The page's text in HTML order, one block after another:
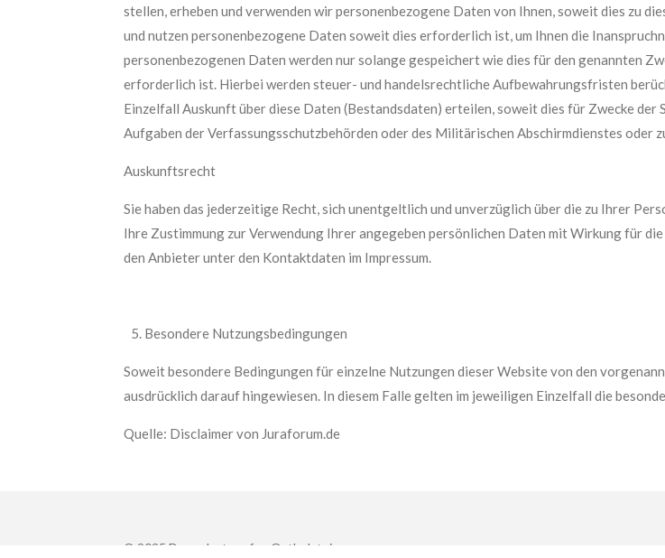
stellen, erheben und verwenden wir personenbezogene Daten von Ihnen, soweit dies zu
und nutzen personenbezogene Daten soweit dies erforderlich ist, um Ihnen die
personenbezogenen Daten werden nur solange gespeichert wie dies für den genannten
erforderlich ist. Hierbei werden steuer- und handelsrechtliche Aufbewahrungsfristen
Einzelfall Auskunft über diese Daten (Bestandsdaten) erteilen, soweit dies für Zwecke
Aufgaben der Verfassungsschutzbehörden oder des Militärischen Abschirmdienstes
Auskunftsrecht
Sie haben das jederzeitige Recht, sich unentgeltlich und unverzüglich über die zu Ihrer
Ihre Zustimmung zur Verwendung Ihrer angegeben persönlichen Daten mit Wirkung für
den Anbieter unter den Kontaktdaten im Impressum.
Besondere Nutzungsbedingungen
Soweit besondere Bedingungen für einzelne Nutzungen dieser Website von den
ausdrücklich darauf hingewiesen. In diesem Falle gelten im jeweiligen Einzelfall die
Quelle: Disclaimer von Juraforum.de
© 2025 Doppelaxtwerfen Ostholstein